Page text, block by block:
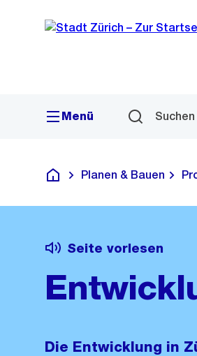
Navigation
Sprunglink
Menü Suchen
Deutsch
Planen & Bauen
Seite vorlesen
Die Entwicklung in